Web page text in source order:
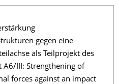
gegen eine
als Teilprojekt des
A6/III: Strengthening of
forces against an impact